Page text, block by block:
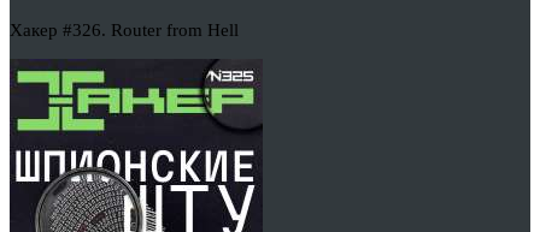
Хакер #326. Router from Hell